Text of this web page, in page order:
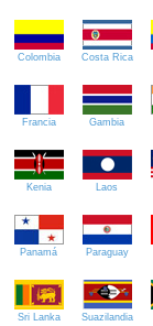
Colombia Costa Rica
Francia Gambia
Kenia Laos
Panamá Paraguay
Sri Lanka Suazilandia